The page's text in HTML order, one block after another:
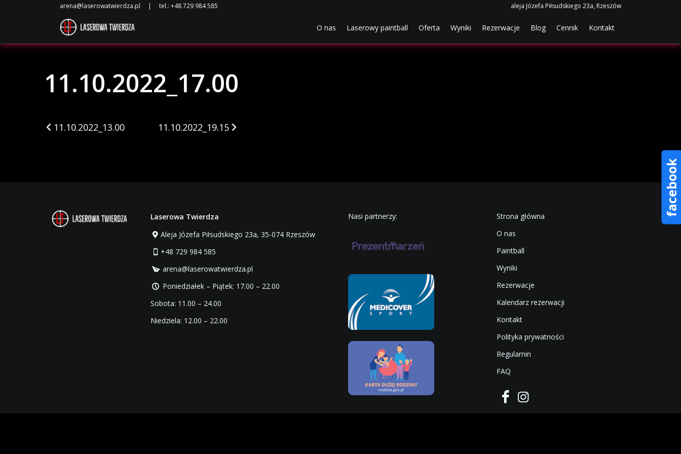
arena@laserowatwierdza.pl | tel.: +48 729 984 585 aleja Józefa Piłsudskiego 23a, Rzeszów
O nas (current)
Laserowy paintball (current)
Oferta (current)
Wyniki Rezerwacje (current)
Blog(current)
Cennik(current)
Kontakt(current)
facebook
11.10.2022_17.00
11.10.2022_17.00
Nawigacja po artykułach
11.10.2022_13.00 11.10.2022_19.15
Laserowa Twierdza
Aleja Józefa Piłsudskiego 23a, 35-074 Rzeszów
+48 729 984 585
arena@laserowatwierdza.pl
Poniedziałek – Piątek: 17.00 – 22.00
Sobota: 11.00 – 24.00
Niedziela: 12.00 – 22.00
Nasi partnerzy:
Strona główna
O nas
Paintball
Wyniki
Rezerwacje
Kalendarz rezerwacji
Kontakt
Polityka prywatności
Regulamin
FAQ